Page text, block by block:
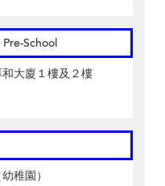
School
大廈１樓及２樓
稚園）